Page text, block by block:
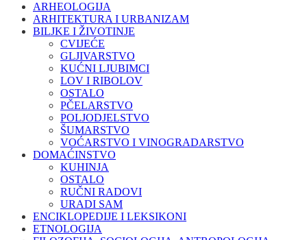
ARHEOLOGIJA
ARHITEKTURA I URBANIZAM
BILJKE I ŽIVOTINJE
CVIJEĆE
GLJIVARSTVO
KUĆNI LJUBIMCI
LOV I RIBOLOV
OSTALO
PČELARSTVO
POLJODJELSTVO
ŠUMARSTVO
VOĆARSTVO I VINOGRADARSTVO
DOMAĆINSTVO
KUHINJA
OSTALO
RUČNI RADOVI
URADI SAM
ENCIKLOPEDIJE I LEKSIKONI
ETNOLOGIJA